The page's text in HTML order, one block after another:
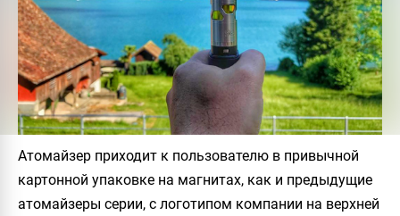
Атомайзер приходит к пользователю в привычной
картонной упаковке на магнитах, как и предыдущие
атомайзеры серии, с логотипом компании на верхней